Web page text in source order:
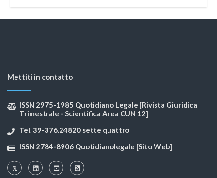
Mettiti in contatto
ISSN 2975-1985 Quotidiano Legale [Rivista Giuridica
Trimestrale - Scientifica Area CUN 12]
Tel. 39-376.24820 sette quattro
ISSN 2784-8906 Quotidianolegale [Sito Web]